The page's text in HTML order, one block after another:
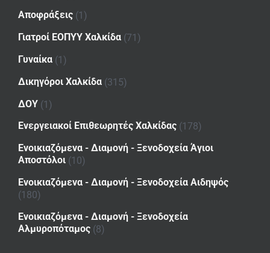
Αποφράξεις (1)
Γιατροί ΕΟΠΥΥ Χαλκίδα (71)
Γυναίκα (1)
Δικηγόροι Χαλκίδα (315)
ΔΟΥ (1)
Ενεργειακοί Επιθεωρητές Χαλκίδας (178)
Ενοικιαζόμενα - Διαμονή - Ξενοδοχεία Άγιοι
Αποστόλοι (10)
Ενοικιαζόμενα - Διαμονή - Ξενοδοχεία Αιδηψός
(180)
Ενοικιαζόμενα - Διαμονή - Ξενοδοχεία
Αλμυροπόταμος (8)